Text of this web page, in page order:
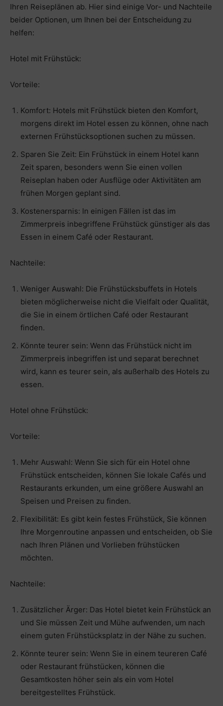
Ihren Reiseplänen ab. Hier sind einige Vor- und Nachteile
beider Optionen, um Ihnen bei der Entscheidung zu
helfen:
Hotel mit Frühstück:
Vorteile:
Komfort: Hotels mit Frühstück bieten den Komfort,
morgens direkt im Hotel essen zu können, ohne nach
externen Frühstücksoptionen suchen zu müssen.
Sparen Sie Zeit: Ein Frühstück in einem Hotel kann
Zeit sparen, besonders wenn Sie einen vollen
Reiseplan haben oder Ausflüge oder Aktivitäten am
frühen Morgen geplant sind.
Kostenersparnis: In einigen Fällen ist das im
Zimmerpreis inbegriffene Frühstück günstiger als das
Essen in einem Café oder Restaurant.
Nachteile:
Weniger Auswahl: Die Frühstücksbuffets in Hotels
bieten möglicherweise nicht die Vielfalt oder Qualität,
die Sie in einem örtlichen Café oder Restaurant
finden.
Könnte teurer sein: Wenn das Frühstück nicht im
Zimmerpreis inbegriffen ist und separat berechnet
wird, kann es teurer sein, als außerhalb des Hotels zu
essen.
Hotel ohne Frühstück:
Vorteile:
Mehr Auswahl: Wenn Sie sich für ein Hotel ohne
Frühstück entscheiden, können Sie lokale Cafés und
Restaurants erkunden, um eine größere Auswahl an
Speisen und Preisen zu finden.
Flexibilität: Es gibt kein festes Frühstück, Sie können
Ihre Morgenroutine anpassen und entscheiden, ob Sie
nach Ihren Plänen und Vorlieben frühstücken
möchten.
Nachteile:
Zusätzlicher Ärger: Das Hotel bietet kein Frühstück an
und Sie müssen Zeit und Mühe aufwenden, um nach
einem guten Frühstücksplatz in der Nähe zu suchen.
Könnte teurer sein: Wenn Sie in einem teureren Café
oder Restaurant frühstücken, können die
Gesamtkosten höher sein als ein vom Hotel
bereitgestelltes Frühstück.